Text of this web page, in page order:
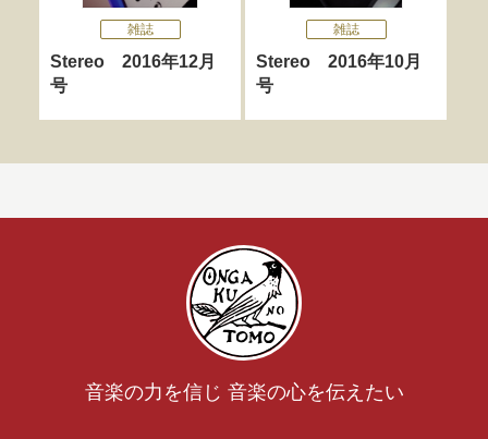
雑誌
Stereo 2016年12月
号
雑誌
Stereo 2016年10月
号
音楽の力を信じ 音楽の心を伝えたい